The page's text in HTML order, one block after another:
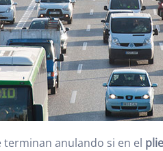
anulando si en el